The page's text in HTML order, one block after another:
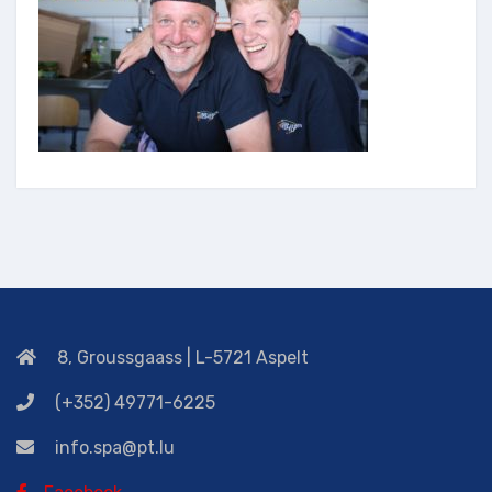
8, Groussgaass | L-5721 Aspelt
(+352) 49771-6225
info.spa@pt.lu